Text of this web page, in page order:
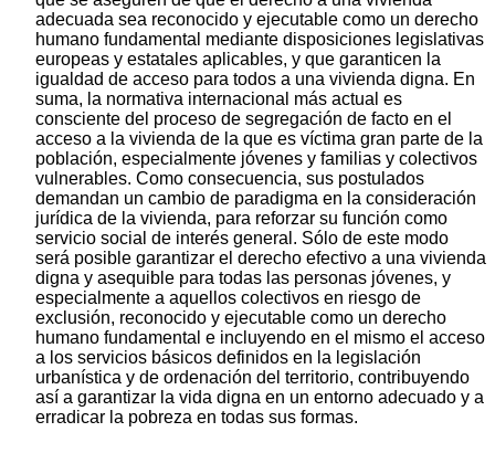
adecuada sea reconocido y ejecutable como un derecho
humano fundamental mediante disposiciones legislativas
europeas y estatales aplicables, y que garanticen la
igualdad de acceso para todos a una vivienda digna. En
suma, la normativa internacional más actual es
consciente del proceso de segregación de facto en el
acceso a la vivienda de la que es víctima gran parte de la
población, especialmente jóvenes y familias y colectivos
vulnerables. Como consecuencia, sus postulados
demandan un cambio de paradigma en la consideración
jurídica de la vivienda, para reforzar su función como
servicio social de interés general. Sólo de este modo
será posible garantizar el derecho efectivo a una vivienda
digna y asequible para todas las personas jóvenes, y
especialmente a aquellos colectivos en riesgo de
exclusión, reconocido y ejecutable como un derecho
humano fundamental e incluyendo en el mismo el acceso
a los servicios básicos definidos en la legislación
urbanística y de ordenación del territorio, contribuyendo
así a garantizar la vida digna en un entorno adecuado y a
erradicar la pobreza en todas sus formas.